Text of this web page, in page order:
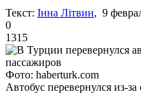
Текст: Інна Літвин, 9
0
1315
Фото: haberturk.com
Автобус перевернулся из-за